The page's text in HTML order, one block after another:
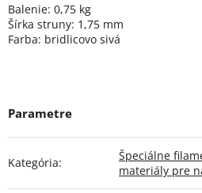
Balenie: 0,75 kg
Šírka struny: 1,75 mm
Farba: bridlicovo sivá
Kategória:
Špeciálne
materiály pre